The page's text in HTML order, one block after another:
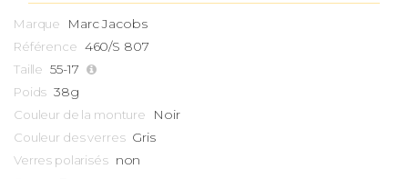
Marque Marc Jacobs
Référence 460/S 807
Taille 55-17
Poids 38g
Couleur de la monture Noir
Couleur des verres Gris
Verres polarisés non